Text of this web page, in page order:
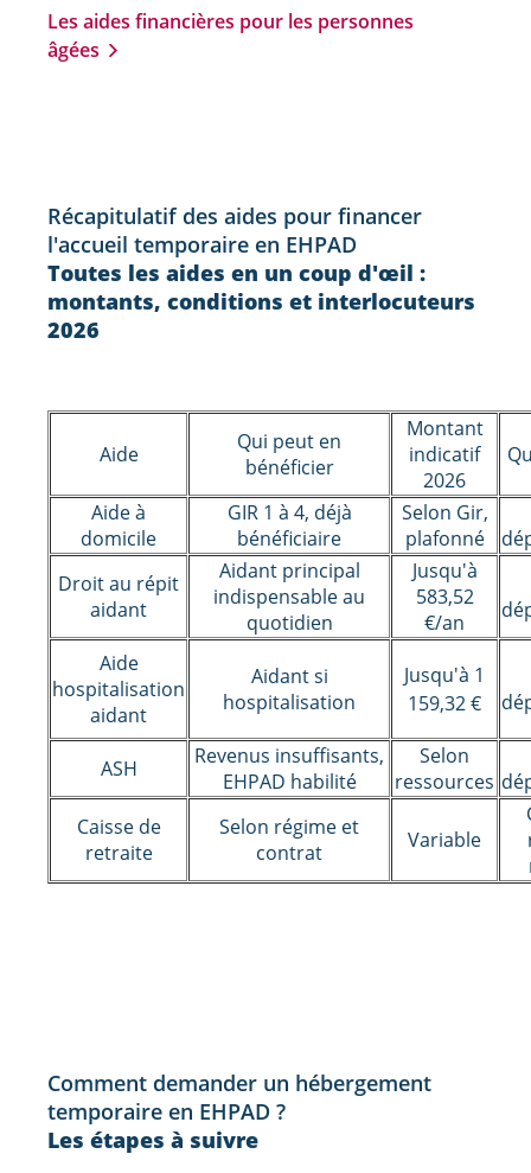
Les aides financières pour les personnes
âgées
Récapitulatif des aides pour financer
l'accueil temporaire en EHPAD
Toutes les aides en un coup d'œil :
montants, conditions et interlocuteurs
2026
Aide
Qui peut en
bénéficier
Montant
indicatif
2026
Aide à
domicile
GIR 1 à 4, déjà
bénéficiaire
Selon Gir,
plafonné
Droit au répit
aidant
Aidant principal
indispensable au
quotidien
Jusqu'à
583,52
€/an
Aide
hospitalisation
aidant
Aidant si
hospitalisation
Jusqu'à 1
159,32 €
ASH
Revenus insuffisants,
EHPAD habilité
Selon
ressources
Caisse de
retraite
Selon régime et
contrat
Variable
Comment demander un hébergement
temporaire en EHPAD ?
Les étapes à suivre